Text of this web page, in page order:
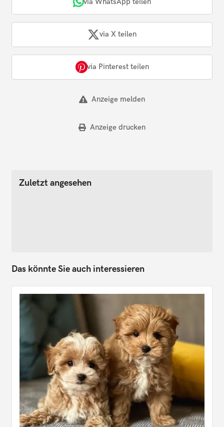
via X teilen
via Pinterest teilen
Anzeige melden
Anzeige drucken
Zuletzt angesehen
Das könnte Sie auch interessieren